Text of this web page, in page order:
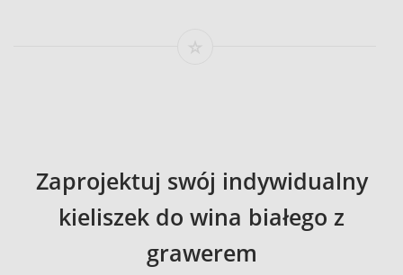
Zaprojektuj swój indywidualny
kieliszek do wina białego z
grawerem